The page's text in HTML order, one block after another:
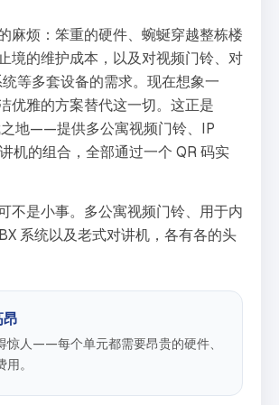
麻烦：笨重的硬件、蜿蜒穿越整栋楼
境的维护成本，以及对视频门铃、对
等多套设备的需求。现在想象一
优雅的方案替代这一切。这正是
之地——提供多公寓视频门铃、IP
机的组合，全部通过一个 QR 码实
不是小事。多公寓视频门铃、用于内
系统以及老式对讲机，各有各的头
惊人——每个单元都需要昂贵的硬件、
。